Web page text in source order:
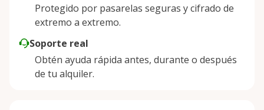
Protegido por pasarelas seguras y cifrado de
extremo a extremo.
Soporte real
Obtén ayuda rápida antes, durante o después
de tu alquiler.